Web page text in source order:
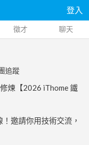
登入
徵才 聊天
追蹤
煉【2026 iThome 鐵
邀請你用技術交流，